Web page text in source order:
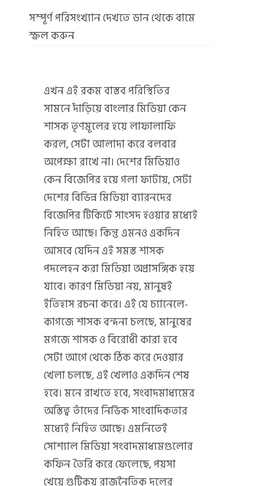
সম্পূর্ণ পরিসংখ্যান দেখতে ডান থেকে বামে
স্ক্রল করুন
এখন এই রকম বাস্তব পরিস্থিতির
সামনে দাঁড়িয়ে বাংলার মিডিয়া কেন
শাসক তৃণমূলের হয়ে লাফালাফি
করল, সেটা আলাদা করে বলবার
অপেক্ষা রাখে না। দেশের মিডিয়াও
কেন বিজেপির হয়ে গলা ফাটায়, সেটা
দেশের বিভিন্ন মিডিয়া ব্যারনদের
বিজেপির টিকিটে সাংসদ হওয়ার মধ্যেই
নিহিত আছে। কিন্তু এমনও একদিন
আসবে যেদিন এই সমস্ত শাসক
পদলেহন করা মিডিয়া অপ্রাসঙ্গিক হয়ে
যাবে। কারণ মিডিয়া নয়, মানুষই
ইতিহাস রচনা করে। এই যে চ্যানেলে-
কাগজে শাসক বন্দনা চলছে, মানুষের
মগজে শাসক ও বিরোধী কারা হবে
সেটা আগে থেকে ঠিক করে দেওয়ার
খেলা চলছে, এই খেলাও একদিন শেষ
হবে। মনে রাখতে হবে, সংবাদমাধ্যমের
অস্তিত্ব তাঁদের নির্ভিক সাংবাদিকতার
মধ্যেই নিহিত আছে। এমনিতেই
সোশ্যাল মিডিয়া সংবাদমাধ্যমগুলোর
কফিন তৈরি করে ফেলেছে, পয়সা
খেয়ে গুটিকয় রাজনৈতিক দলের